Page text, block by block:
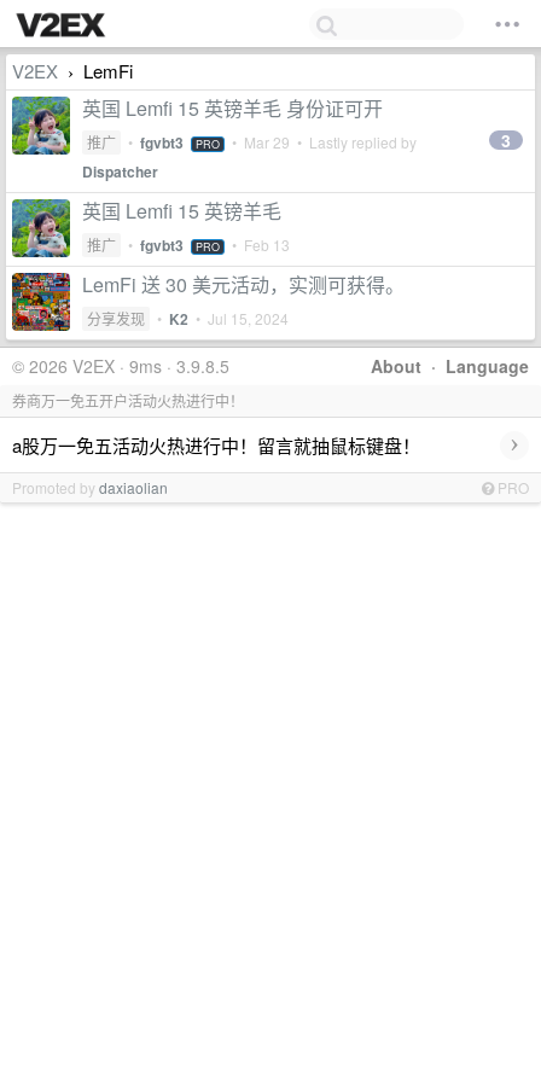
V2EX › LemFi
英国 Lemfi 15 英镑羊毛 身份证可开
推广 • fgvbt3 PRO • Mar 29 • Lastly replied by
Dispatcher
3
英国 Lemfi 15 英镑羊毛
推广 • fgvbt3 PRO • Feb 13
LemFi 送 30 美元活动，实测可获得。
分享发现 • K2 • Jul 15, 2024
About · Language
© 2026 V2EX · 9ms · 3.9.8.5
券商万一免五开户活动火热进行中！
a股万一免五活动火热进行中！留言就抽鼠标键盘！ ›
Promoted bydaxiaolian PRO